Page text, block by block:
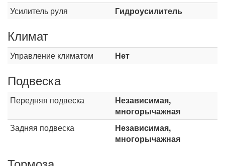
Усилитель руля Гидроусилитель
Климат
Управление климатом Нет
Подвеска
Передняя подвеска
Независимая,
многорычажная
Задняя подвеска
Независимая,
многорычажная